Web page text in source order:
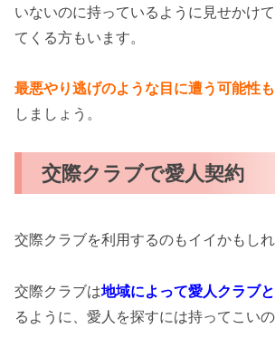
いないのに持っているように見せかけ
てくる方もいます。
最悪やり逃げのような目に遭う可能性
しましょう。
交際クラブで愛人契約
交際クラブを利用するのもイイかもしれ
交際クラブは地域によって愛人クラブ
るように、愛人を探すには持ってこいの